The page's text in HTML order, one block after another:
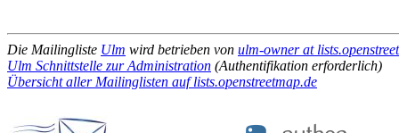
Die Mailingliste Ulm wird betrieben von ulm-owner at
Ulm Schnittstelle zur Administration (Authentifikation erforderlich)
Übersicht aller Mailinglisten auf lists.openstreetmap.de